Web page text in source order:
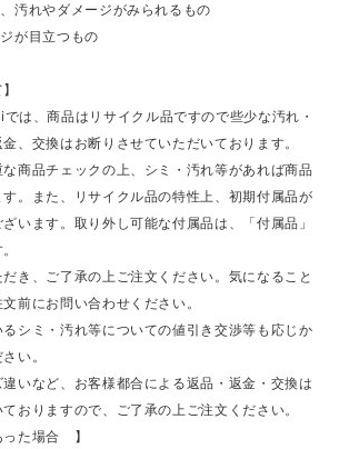
汚れやダメージがみられるもの
が目立つもの
は、商品はリサイクル品ですので些少な汚れ・
、交換はお断りさせていただいております。
商品チェックの上、シミ・汚れ等があれば商品
。また、リサイクル品の特性上、初期付属品が
います。取り外し可能な付属品は、「付属品」
き、ご了承の上ご注文ください。気になること
前にお問い合わせください。
シミ・汚れ等についての値引き交渉等も応じか
い。
いなど、お客様都合による返品・返金・交換は
おりますので、ご了承の上ご注文ください。
た場合 】